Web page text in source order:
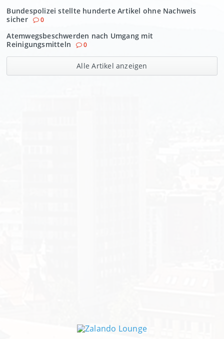
Bundespolizei stellte hunderte Artikel ohne Nachweis
sicher
0
Atemwegsbeschwerden nach Umgang mit
Reinigungsmitteln
0
Alle Artikel anzeigen